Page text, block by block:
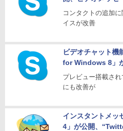
コンタクトの追加
イスが改善
ビデオチャット機
for Windows 8」
プレビュー搭載され
にも改善が
インスタントメ
4」が公開、